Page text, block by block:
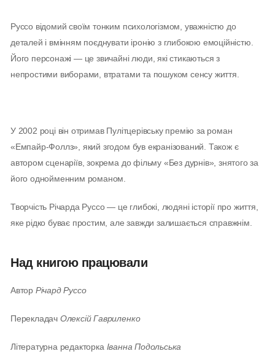
Руссо відомий своїм тонким психологізмом, уважністю до
деталей і вмінням поєднувати іронію з глибокою емоційністю.
Його персонажі — це звичайні люди, які стикаються з
непростими виборами, втратами та пошуком сенсу життя.
У 2002 році він отримав Пулітцерівську премію за роман
«Емпайр-Фоллз», який згодом був екранізований. Також є
автором сценаріїв, зокрема до фільму «Без дурнів», знятого за
його однойменним романом.
Творчість Річарда Руссо — це глибокі, людяні історії про життя,
яке рідко буває простим, але завжди залишається справжнім.
Над книгою працювали
Автор Річард Руссо
Перекладач Олексій Гавриленко
Літературна редакторка Іванна Подольська